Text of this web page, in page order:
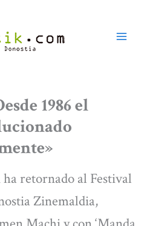
1986 el
retornado al Festival
Zinemaldia,